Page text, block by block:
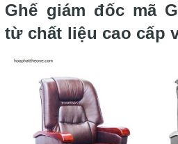
Ghế giám đốc mã
từ chất liệu cao cấp